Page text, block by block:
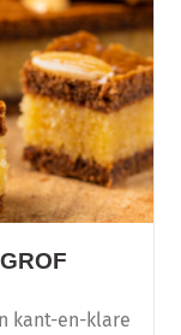
kant-en-klare